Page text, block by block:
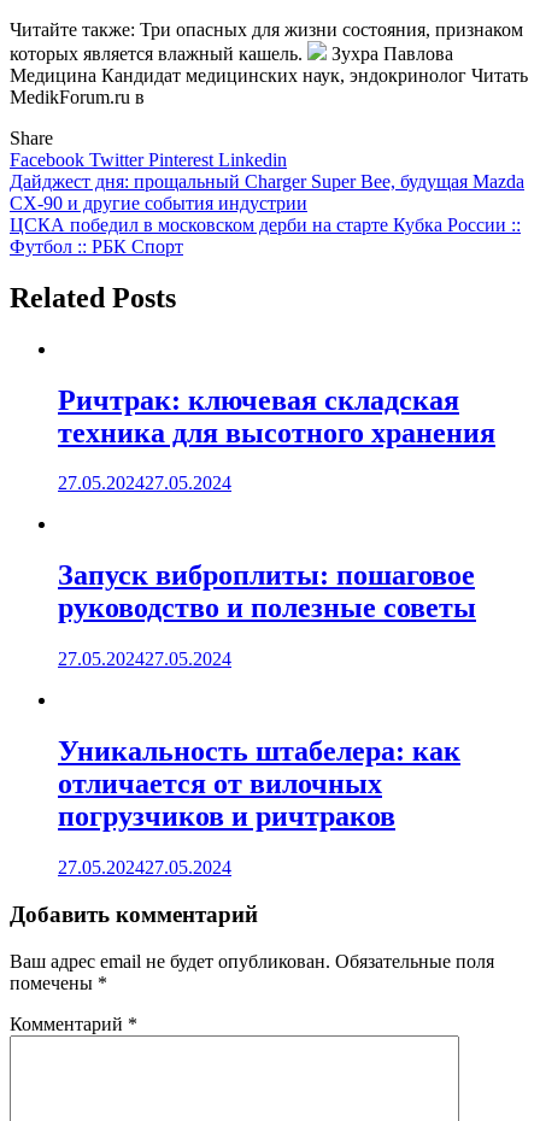
Читайте также: Три опасных для жизни состояния, признаком
которых является влажный кашель.
Зухра Павлова
Медицина Кандидат медицинских наук, эндокринолог Читать
MedikForum.ru в
Share
Facebook TwitterPinterest Linkedin
Навигация
по
записям
Дайджест дня: прощальный Charger Super Bee, будущая Mazda
CX-90 и другие события индустрии
ЦСКА победил в московском дерби на старте Кубка России ::
Футбол :: РБК Спорт
Related Posts
Ричтрак: ключевая складская
техника для высотного хранения
27.05.202427.05.2024
Запуск виброплиты: пошаговое
руководство и полезные советы
27.05.202427.05.2024
Уникальность штабелера: как
отличается от вилочных
погрузчиков и ричтраков
27.05.202427.05.2024
Добавить комментарий
Ваш адрес email не будет опубликован. Обязательные поля
помечены *
Комментарий *